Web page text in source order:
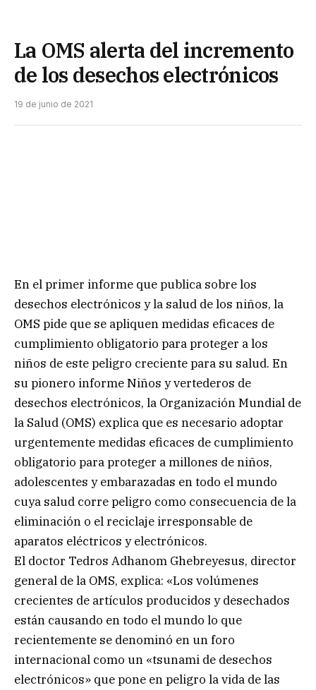
La OMS alerta del incremento
de los desechos electrónicos
19 de junio de 2021
En el primer informe que publica sobre los
desechos electrónicos y la salud de los niños, la
OMS pide que se apliquen medidas eficaces de
cumplimiento obligatorio para proteger a los
niños de este peligro creciente para su salud. En
su pionero informe Niños y vertederos de
desechos electrónicos, la Organización Mundial de
la Salud (OMS) explica que es necesario adoptar
urgentemente medidas eficaces de cumplimiento
obligatorio para proteger a millones de niños,
adolescentes y embarazadas en todo el mundo
cuya salud corre peligro como consecuencia de la
eliminación o el reciclaje irresponsable de
aparatos eléctricos y electrónicos.
El doctor Tedros Adhanom Ghebreyesus, director
general de la OMS, explica: «Los volúmenes
crecientes de artículos producidos y desechados
están causando en todo el mundo lo que
recientemente se denominó en un foro
internacional como un «tsunami de desechos
electrónicos» que pone en peligro la vida de las